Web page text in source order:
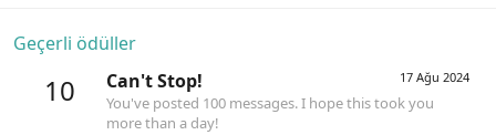
Geçerli ödüller
10 17 Ağu 2024
Can't Stop!
You've posted 100 messages. I hope this took you
more than a day!